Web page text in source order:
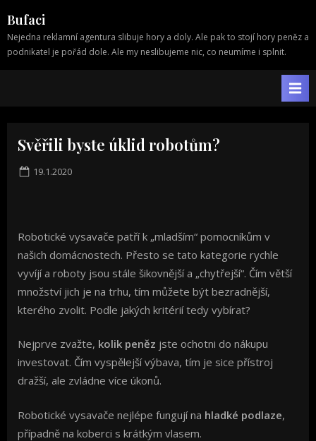
to
content
Bufaci
Nejedna reklamní agentura slibuje hory a doly. Ale pak to stojí hory peněz a
podnikatel je pořád dole. Ale my neslibujeme nic, co neumíme i splnit.
Svěřili byste úklid robotům?
Posted
19.1.2020
Robotické vysavače patří k „mladším“ pomocníkům v
našich domácnostech. Přesto se tato kategorie rychle
vyvíjí a roboty jsou stále šikovnější a „chytřejší“. Čím větší
množství jich je na trhu, tím můžete být bezradnější,
kterého zvolit. Podle jakých kritérií tedy vybírat?
Nejprve zvažte, kolik peněz jste ochotni do nákupu
investovat. Čím vyspělejší výbava, tím je sice přístroj
dražší, ale zvládne více úkonů.
Robotické vysavače nejlépe fungují na hladké podlaze,
případně na koberci s krátkým vlasem.